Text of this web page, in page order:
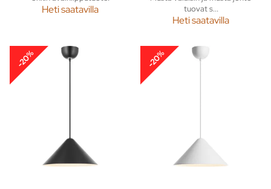
Heti saatavilla
tuovat s...
Heti saatavilla
-20% -20%